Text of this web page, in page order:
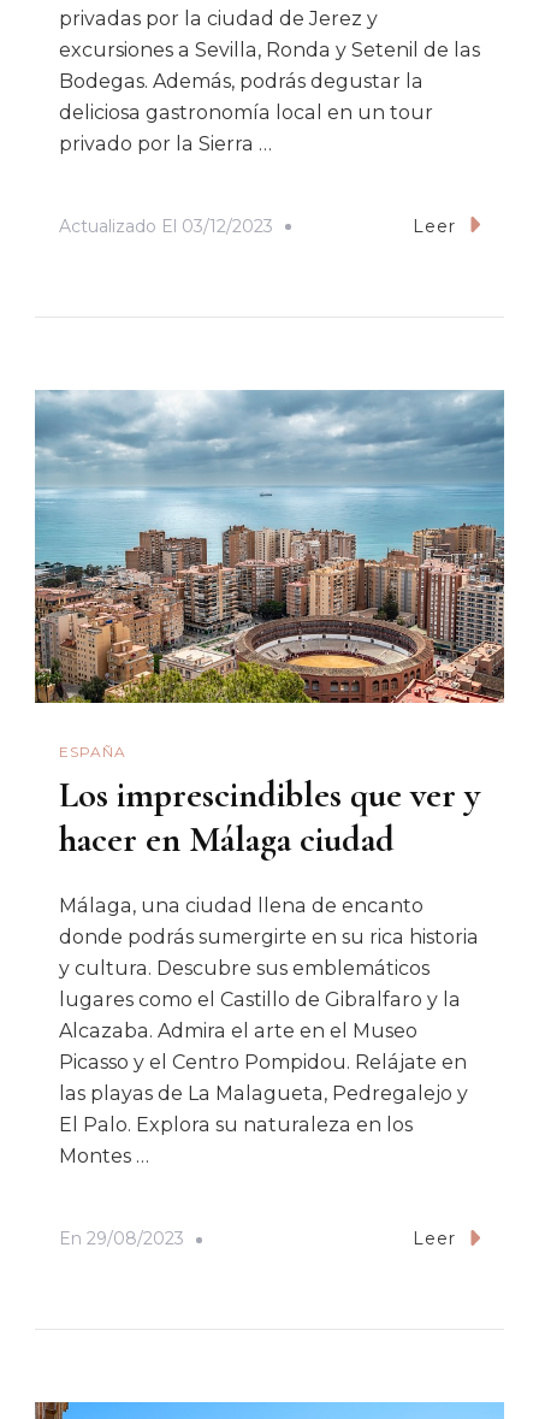
privadas por la ciudad de Jerez y
excursiones a Sevilla, Ronda y Setenil de las
Bodegas. Además, podrás degustar la
deliciosa gastronomía local en un tour
privado por la Sierra …
Actualizado El 03/12/2023 Leer
ESPAÑA
Los imprescindibles que ver y
hacer en Málaga ciudad
Málaga, una ciudad llena de encanto
donde podrás sumergirte en su rica historia
y cultura. Descubre sus emblemáticos
lugares como el Castillo de Gibralfaro y la
Alcazaba. Admira el arte en el Museo
Picasso y el Centro Pompidou. Relájate en
las playas de La Malagueta, Pedregalejo y
El Palo. Explora su naturaleza en los
Montes …
En 29/08/2023 Leer